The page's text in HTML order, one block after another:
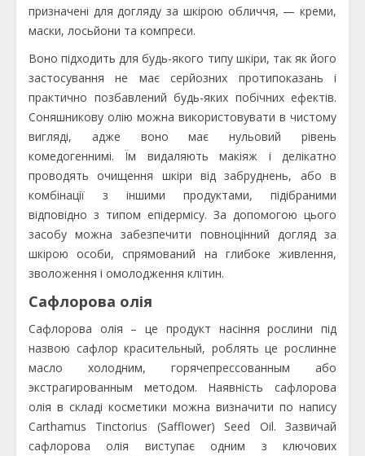
призначені для догляду за шкірою обличчя, — креми,
маски, лосьйони та компреси.
Воно підходить для будь-якого типу шкіри, так як його
застосування не має серйозних протипоказань і
практично позбавлений будь-яких побічних ефектів.
Соняшникову олію можна використовувати в чистому
вигляді, адже воно має нульовий рівень
комедогеннимі. Їм видаляють макіяж і делікатно
проводять очищення шкіри від забруднень, або в
комбінації з іншими продуктами, підібраними
відповідно з типом епідермісу. За допомогою цього
засобу можна забезпечити повноцінний догляд за
шкірою особи, спрямований на глибоке живлення,
зволоження і омолодження клітин.
Сафлорова олія
Сафлорова олія – це продукт насіння рослини під
назвою сафлор красительный, роблять це рослинне
масло холодним, горячепрессованным або
экстрагированным методом. Наявність сафлорова
олія в складі косметики можна визначити по напису
Carthamus Tinctorius (Safflower) Seed Oil. Зазвичай
сафлорова олія виступає одним з ключових